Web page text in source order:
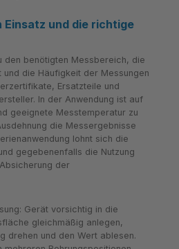
Einsatz und die richtige
den benötigten Messbereich, die
und die Häufigkeit der Messungen
Ersatzteile und
In der Anwendung ist auf
geeignete Messtemperatur zu
die Messergebnisse
lohnt sich die
gegebenenfalls die Nutzung
der
Gerät vorsichtig in die
gleichmäßig anlegen,
drehen und den Wert ablesen.